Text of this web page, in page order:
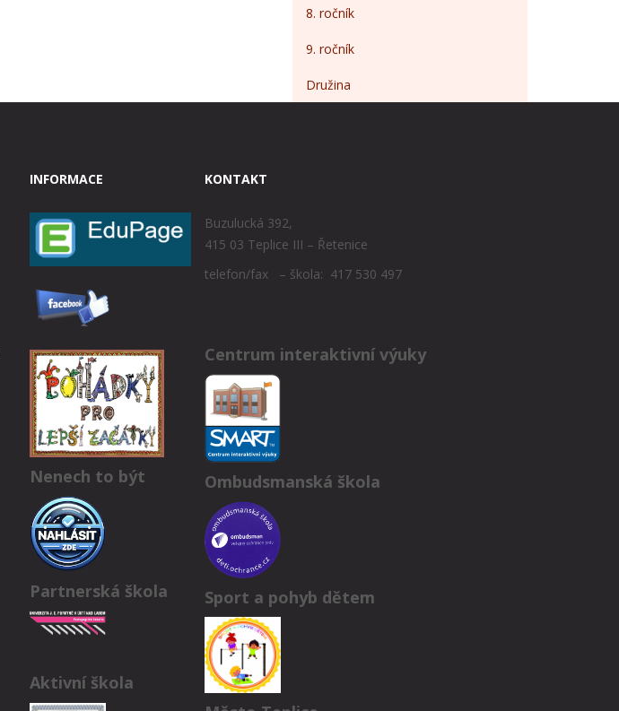
8. ročník
9. ročník
Družina
INFORMACE
Nenech to být
Partnerská škola
Aktivní škola
KONTAKT
Buzulucká 392,
415 03 Teplice III – Řetenice
telefon/fax – škola: 417 530 497
Centrum interaktivní výuky
Ombudsmanská škola
Sport a pohyb dětem